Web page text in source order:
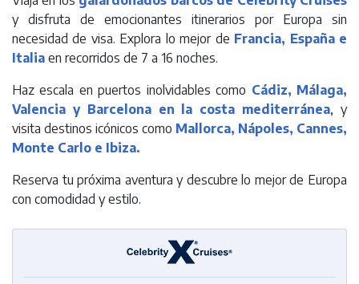
y disfruta de emocionantes itinerarios por Europa sin
necesidad de visa. Explora lo mejor de Francia, España e
Italia en recorridos de 7 a 16 noches.
Haz escala en puertos inolvidables como Cádiz, Málaga,
Valencia y Barcelona en la costa mediterránea, y
visita destinos icónicos como Mallorca, Nápoles, Cannes,
Monte Carlo e Ibiza.
Reserva tu próxima aventura y descubre lo mejor de Europa
con comodidad y estilo.